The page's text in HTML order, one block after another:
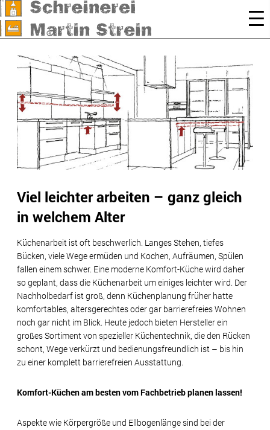
Viel leichter arbeiten – ganz gleich
in welchem Alter
Küchenarbeit ist oft beschwerlich. Langes Stehen, tiefes
Bücken, viele Wege ermüden und Kochen, Aufräumen, Spülen
fallen einem schwer. Eine moderne Komfort-Küche wird daher
so geplant, dass die Küchenarbeit um einiges leichter wird. Der
Nachholbedarf ist groß, denn Küchenplanung früher hatte
komfortables, altersgerechtes oder gar barrierefreies Wohnen
noch gar nicht im Blick. Heute jedoch bieten Hersteller ein
großes Sortiment von spezieller Küchentechnik, die den Rücken
schont, Wege verkürzt und bedienungsfreundlich ist – bis hin
zu einer komplett barrierefreien Ausstattung.
Komfort-Küchen am besten vom Fachbetrieb planen lassen!
Aspekte wie Körpergröße und Ellbogenlänge sind bei der